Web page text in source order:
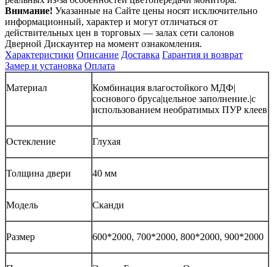
Внимание! Указанные на Сайте цены носят исключительно
информационный, характер и могут отличаться от
действительных цен в торговых — залах сети салонов
Дверной Дискаунтер на момент ознакомления.
Характеристики Описание Доставка Гарантия и возврат
Замер и установка Оплата
Материал
Комбинация влагостойкого МДФ|
соснового бруса|цельное заполнение.|с
использованием необратимых ПУР клеев
Остекление Глухая
Толщина двери 40 мм
Модель Сканди
Размер 600*2000, 700*2000, 800*2000, 900*2000